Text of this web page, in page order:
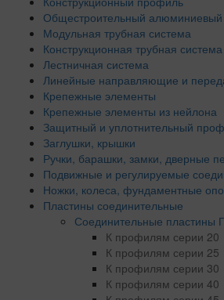
Общестроительный
Модульная трубная система
Конструкционная трубная система
Лестничная система
Линейные направляющие и
Крепежные элементы
Крепежные элементы из нейлона
Защитный и уплотнительный
Заглушки, крышки
Ручки, барашки, замки, дверные
Подвижные и регулируемые
Ножки, колеса, фундаментные
Пластины соединительные
Соединительные пластины
К профилям серии 20
К профилям серии 25
К профилям серии 30
К профилям серии 40